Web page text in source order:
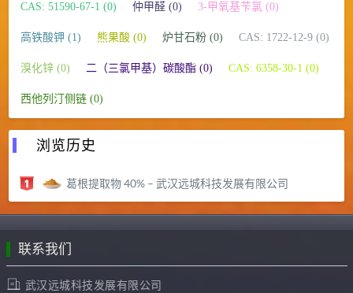
CAS: 51590-67-1 (0) 仲甲醛 (0) 3-甲氧基苄氯 (0)
高铁酸钾 (1) 熊果酸 (0) 炉甘石粉 (0) CAS: 1722-12-9 (0)
溴化锌 (0) 二（三氯甲基）碳酸酯 (0) CAS: 6358-30-1 (0)
西他列汀侧链 (0)
浏览历史
葛根提取物 40% – 武汉远城科技发展有限公司
联系我们
武汉远城科技发展有限公司